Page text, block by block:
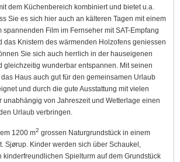
dem Küchenbereich kombiniert und bietet u.a.
Sie es sich hier auch an kälteren Tagen mit einem
Film im Fernseher mit SAT-Empfang
das Knistern des wärmenden Holzofens geniessen
Sie sich auch herrlich in der hauseigenen
gleichzeitig wunderbar entspannen. Mit seinen
Haus auch gut für den gemeinsamen Urlaub
und durch die gute Ausstattung mit vielen
unabhängig von Jahreszeit und Wetterlage einen
Urlaub verbringen.
1200 m2 grossen Naturgrundstück in einem
Sjørup. Kinder werden sich über Schaukel,
kinderfreundlichen Spielturm auf dem Grundstück